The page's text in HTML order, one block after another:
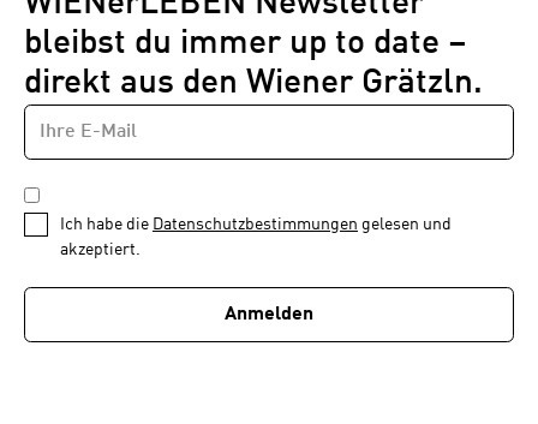
bleibst du immer up to date –
direkt aus den Wiener Grätzln.
Newsletter
1
von
E-
MAIL-
ADRESSE
DATENSCHUTZBESTIMMUNGEN
*
Ich habe die Datenschutzbestimmungen gelesen und
akzeptiert.
Anmelden